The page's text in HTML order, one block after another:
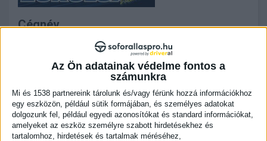
Az Ön adatainak védelme fontos a
számunkra
Mi és 1538 partnereink tárolunk és/vagy férünk hozzá információkhoz
egy eszközön, például sütik formájában, és személyes adatokat
dolgozunk fel, például egyedi azonosítókat és standard információkat,
amelyeket az eszköz személyre szabott hirdetésekhez és
tartalomhoz, hirdetések és tartalmak méréséhez,
Cégnév
Eurolux-Trans Kft.
Kapcsolattartó neve
Cég címe
Felsőzsolca